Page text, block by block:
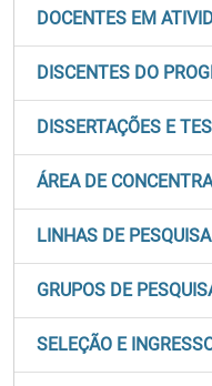
DOCENTES EM
DISCENTES DO
DISSERTAÇÕES E
ÁREA DE
LINHAS DE PESQUISA
GRUPOS DE
SELEÇÃO E